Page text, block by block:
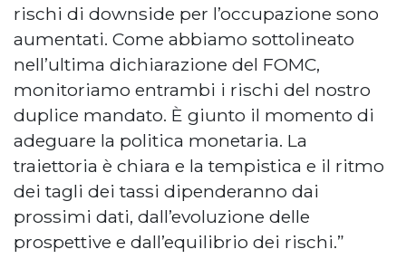
rischi di downside per l’occupazione sono
aumentati. Come abbiamo sottolineato
nell’ultima dichiarazione del FOMC,
monitoriamo entrambi i rischi del nostro
duplice mandato. È giunto il momento di
adeguare la politica monetaria. La
traiettoria è chiara e la tempistica e il ritmo
dei tagli dei tassi dipenderanno dai
prossimi dati, dall’evoluzione delle
prospettive e dall’equilibrio dei rischi.”